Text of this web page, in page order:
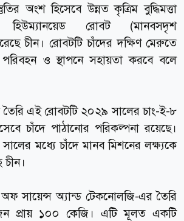
অংশ হিসেবে উন্নত কৃত্রিম বুদ্ধিমত্তা
রোবট (মানবসদৃশ
চীন। রোবটটি চাঁদের দক্ষিণ মেরুতে
পরিবহন ও স্থাপনে সহায়তা করবে বলে
তৈরি এই রোবটটি ২০২৯ সালের চাং-ই-৮
চাঁদে পাঠানোর পরিকল্পনা রয়েছে।
মধ্যে চাঁদে মানব মিশনের লক্ষ্যকে
চীন।
অফ সায়েন্স অ্যান্ড টেকনোলজি-এর তৈরি
প্রায় ১০০ কেজি। এটি মূলত একটি